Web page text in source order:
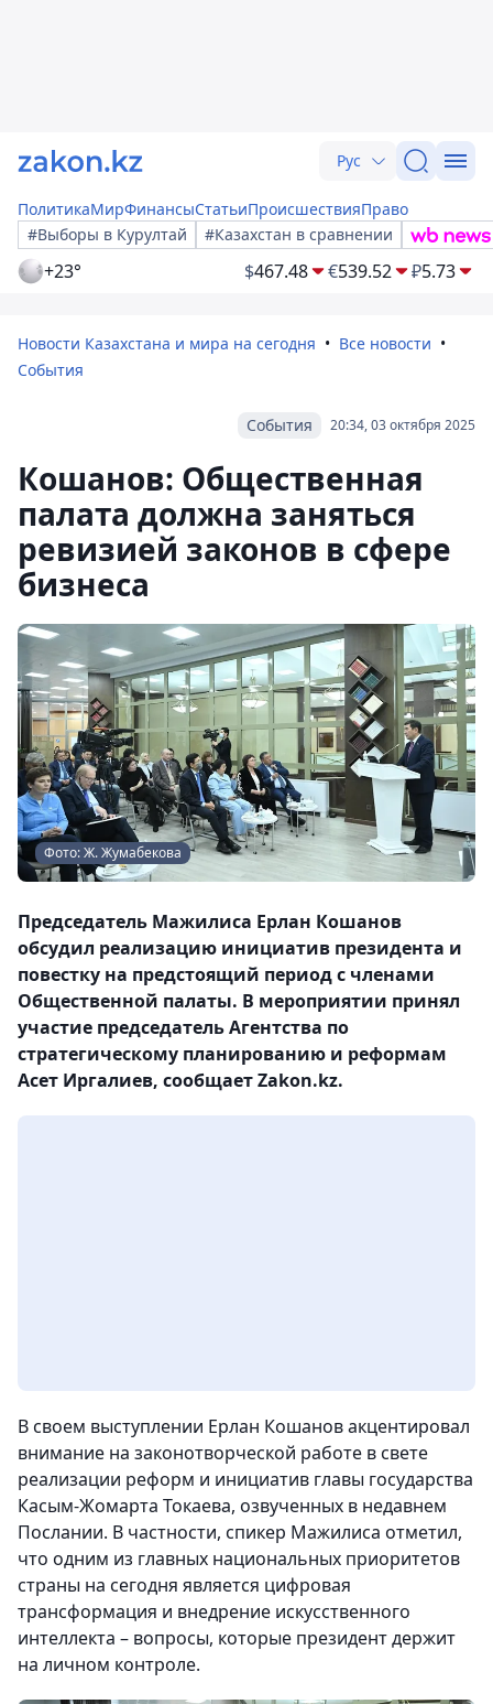
Рус
ПолитикаМирФинансыСтатьиПроисшествияПраво
#Выборы в Курултай
#Казахстан в сравнении
+23° $467.48 €539.52 ₽5.73
Новости Казахстана и мира на сегодня
Все новости
События
20:34, 03 октября 2025
События
Кошанов: Общественная
палата должна заняться
ревизией законов в сфере
бизнеса
Фото: Ж. Жумабекова
Председатель Мажилиса Ерлан Кошанов
обсудил реализацию инициатив президента и
повестку на предстоящий период с членами
Общественной палаты. В мероприятии принял
участие председатель Агентства по
стратегическому планированию и реформам
Асет Иргалиев, сообщает Zakon.kz.
В своем выступлении Ерлан Кошанов акцентировал
внимание на законотворческой работе в свете
реализации реформ и инициатив главы государства
Касым-Жомарта Токаева, озвученных в недавнем
Послании. В частности, спикер Мажилиса отметил,
что одним из главных национальных приоритетов
страны на сегодня является цифровая
трансформация и внедрение искусственного
интеллекта – вопросы, которые президент держит
на личном контроле.